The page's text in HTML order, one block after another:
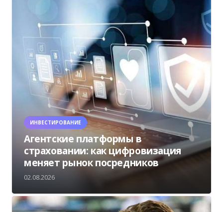
ИНВЕСТИРОВАНИЕ
Агентские платформы в
страховании: как цифровизация
меняет рынок посредников
02.08.2026